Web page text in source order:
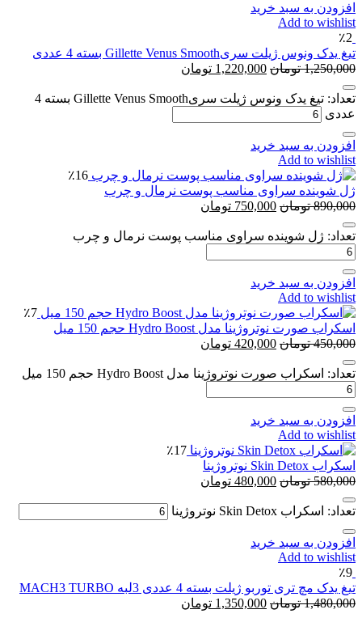
افزودن به سبد خرید
Add to wishlist
٪2
تیغ یدک ونوس ژیلت سریGillette Venus Smooth بسته 4 عددی
1,250,000 تومان 1,220,000 تومان
تعداد: تیغ یدک ونوس ژیلت سریGillette Venus Smooth بسته 4
عددی
افزودن به سبد خرید
Add to wishlist
٪16
ژل شوینده سراوی مناسب پوست نرمال و چرب
890,000 تومان 750,000 تومان
تعداد: ژل شوینده سراوی مناسب پوست نرمال و چرب
افزودن به سبد خرید
Add to wishlist
٪7
اسکراب صورت نوتروژینا مدل Hydro Boost حجم 150 میل
450,000 تومان 420,000 تومان
تعداد: اسکراب صورت نوتروژینا مدل Hydro Boost حجم 150 میل
افزودن به سبد خرید
Add to wishlist
٪17
اسکراب Skin Detox نوتروژینا
580,000 تومان 480,000 تومان
تعداد: اسکراب Skin Detox نوتروژینا
افزودن به سبد خرید
Add to wishlist
٪9
تیغ یدک مچ تری توربو ژیلت بسته 4 عددی 3لبه MACH3 TURBO
1,480,000 تومان 1,350,000 تومان